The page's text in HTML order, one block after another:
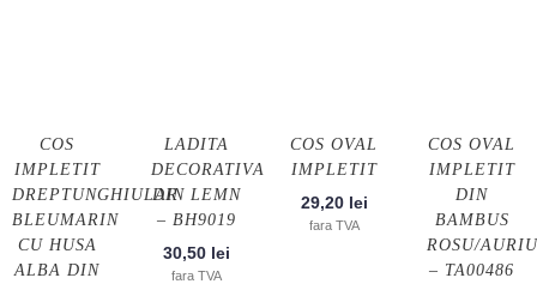
COS
IMPLETIT
DREPTUNGHIULAR
BLEUMARIN
CU HUSA
ALBA DIN
LADITA
DECORATIVA
DIN LEMN
– BH9019
30,50 lei
fara TVA
COS OVAL
IMPLETIT
29,20 lei
fara TVA
COS OVAL
IMPLETIT
DIN
BAMBUS
ROSU/AURIU
– TA00486